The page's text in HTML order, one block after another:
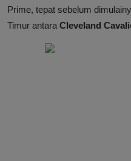
Prime, tepat sebelum
Timur antara Cleveland